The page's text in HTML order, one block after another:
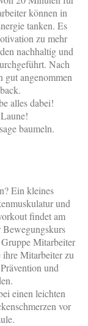
können in
tanken. Es
zu mehr
nachhaltig und
Nach
gut angenommen
alles dabei!
baumeln.
Ein kleines
und
findet am
Bewegungskurs
Mitarbeiter
Mitarbeiter zu
und
einen leichten
vor